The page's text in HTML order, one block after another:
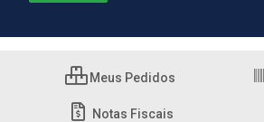
Meus Pedidos
Notas Fiscais